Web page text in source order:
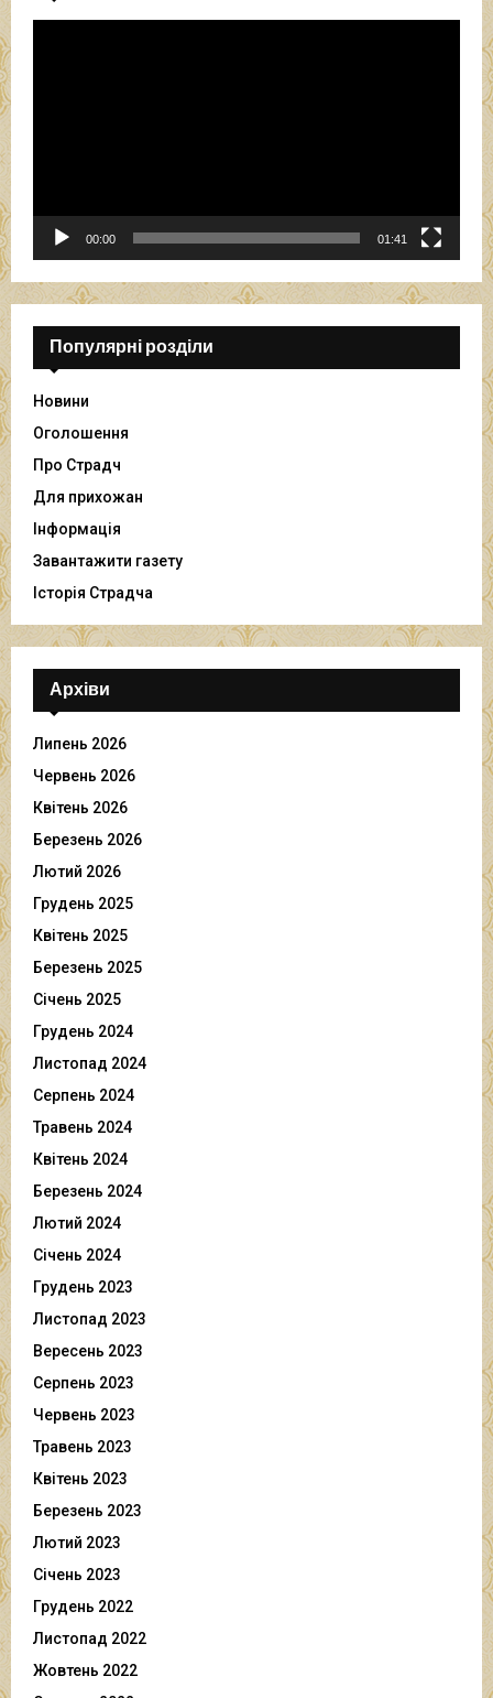
г
а
в
а
ч
00:00 01:41
Популярні розділи
Новини
Оголошення
Про Страдч
Для прихожан
Інформація
Завантажити газету
Історія Страдча
Архіви
Липень 2026
Червень 2026
Квітень 2026
Березень 2026
Лютий 2026
Грудень 2025
Квітень 2025
Березень 2025
Січень 2025
Грудень 2024
Листопад 2024
Серпень 2024
Травень 2024
Квітень 2024
Березень 2024
Лютий 2024
Січень 2024
Грудень 2023
Листопад 2023
Вересень 2023
Серпень 2023
Червень 2023
Травень 2023
Квітень 2023
Березень 2023
Лютий 2023
Січень 2023
Грудень 2022
Листопад 2022
Жовтень 2022